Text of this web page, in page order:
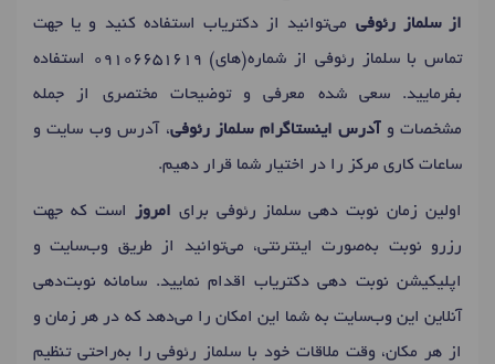
از سلماز رئوفی می‌توانید از دکتریاب استفاده کنید و یا جهت
تماس با سلماز رئوفی از شماره(های) 09106651619
استفاده
بفرمایید. سعی شده معرفی و توضیحات مختصری از جمله
مشخصات و آدرس اینستاگرام سلماز رئوفی، آدرس وب سایت و
ساعات کاری مرکز را در اختیار شما قرار دهیم.
اولین زمان نوبت دهی سلماز رئوفی برای امروز است که جهت
رزرو نوبت به‌صورت اینترنتی، می‌توانید از طریق وب‌سایت و
اپلیکیشن نوبت دهی دکتریاب اقدام نمایید. سامانه نوبت‌دهی
آنلاین این وب‌سایت به شما این امکان را می‌دهد که در هر زمان و
از هر مکان، وقت ملاقات خود با سلماز رئوفی را به‌راحتی تنظیم